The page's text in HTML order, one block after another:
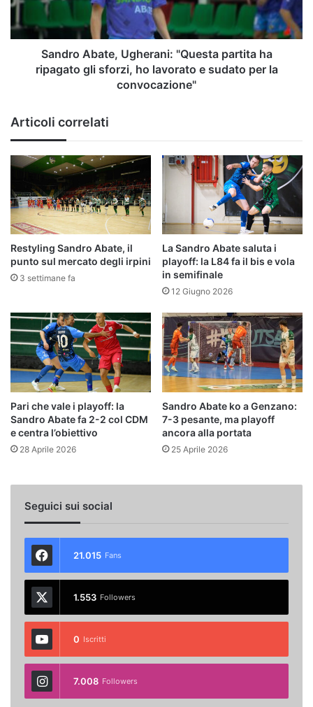
ripagato
gli
sforzi,
lavorato
la
convocazione"
Sandro Abate, Ugherani: "Questa partita ha
ripagato gli sforzi, ho lavorato e sudato per la
convocazione"
Articoli correlati
Restyling Sandro Abate, il
punto sul mercato degli irpini
3 settimane fa
La Sandro Abate saluta i
playoff: la L84 fa il bis e vola
in semifinale
12 Giugno 2026
Pari che vale i playoff: la
Sandro Abate fa 2-2 col CDM
e centra l’obiettivo
28 Aprile 2026
Sandro Abate ko a Genzano:
7-3 pesante, ma playoff
ancora alla portata
25 Aprile 2026
Seguici sui social
21.015 Fans
1.553 Followers
0 Iscritti
7.008 Followers